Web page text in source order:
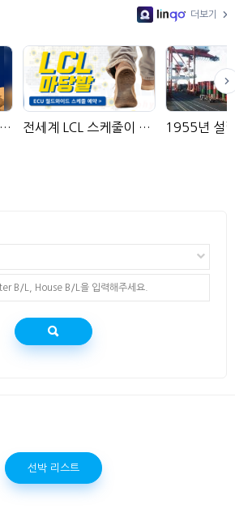
더보기
미·이란 호르무즈 해협 개방 합의에도, 물류 적체는 수개월 더 지속된다 전세계 LCL 스케줄이 모여있는 곳
선박 리스트